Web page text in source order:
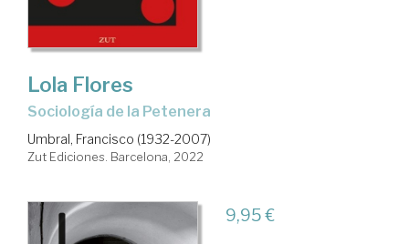
Lola Flores
Sociología de la Petenera
Umbral, Francisco (1932-2007)
Zut Ediciones. Barcelona, 2022
9,95 €